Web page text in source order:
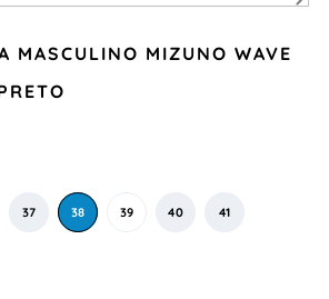
MASCULINO MIZUNO WAVE
37 38 39 40 41